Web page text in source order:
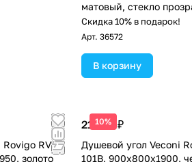
матовый, стекло
Скидка 10% в подарок!
Арт. 36572
В корзину
RV-
золото
10%
21 322 ₽
Душевой угол Veconi
101B, 900x800x1900,